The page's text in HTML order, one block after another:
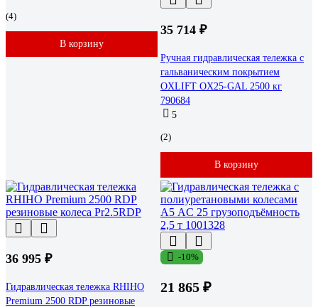
(4)
В корзину
35 714 ₽
Ручная гидравлическая тележка c
гальваническим покрытием
OXLIFT OX25-GAL 2500 кг
790684
5
(2)
В корзину
36 995 ₽
Гидравлическая тележка RHIHO
Premium 2500 RDP резиновые
-10%
21 865 ₽